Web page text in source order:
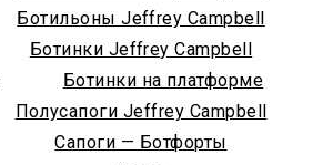
Ботильоны Jeffrey Campbell
Ботинки Jeffrey Campbell
Ботинки на платформе
Полусапоги Jeffrey Campbell
Сапоги — Ботфорты